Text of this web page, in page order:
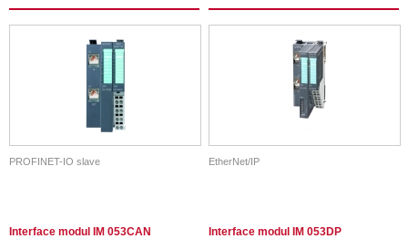
PROFINET-IO slave EtherNet/IP
Interface modul IM 053CAN Interface modul IM 053DP